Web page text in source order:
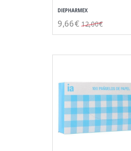
DIEPHARMEX
9,66€ 12,00€